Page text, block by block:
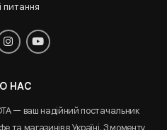
питання
НАС
— ваш надійний постачальник